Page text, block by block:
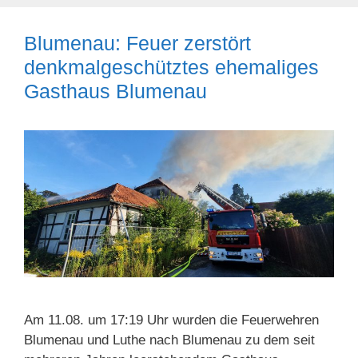
Blumenau: Feuer zerstört
denkmalgeschütztes ehemaliges
Gasthaus Blumenau
Am 11.08. um 17:19 Uhr wurden die Feuerwehren
Blumenau und Luthe nach Blumenau zu dem seit